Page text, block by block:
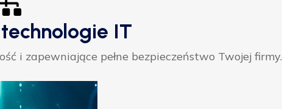
IT
i zapewniające pełne bezpieczeństwo Twojej firmy.